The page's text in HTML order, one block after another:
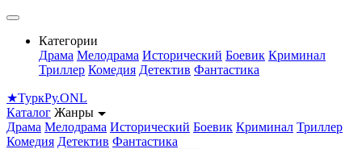
Категории
Драма Мелодрама Исторический Боевик Криминал
Триллер Комедия Детектив Фантастика
★ТуркРу.ONL
Каталог Жанры
Драма Мелодрама Исторический Боевик Криминал Триллер
Комедия Детектив Фантастика